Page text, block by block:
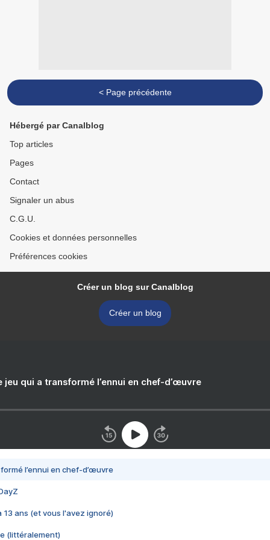
< Page précédente
Hébergé par Canalblog
Top articles
Pages
Contact
Signaler un abus
C.G.U.
Cookies et données personnelles
Préférences cookies
Créer un blog sur Canalblog
Créer un blog
jeu qui a transformé l’ennui en chef-d’œuvre
l’ennui en chef-d’œuvre
13 ans (et vous l'avez ignoré)
(littéralement)